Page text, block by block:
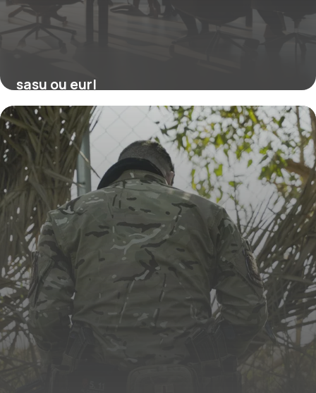
sasu ou eurl
16 mars 2026